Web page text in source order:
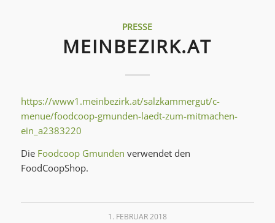
PRESSE
MEINBEZIRK.AT
https://www1.meinbezirk.at/salzkammergut/c-
menue/foodcoop-gmunden-laedt-zum-mitmachen-
ein_a2383220
Die Foodcoop Gmunden verwendet den
FoodCoopShop.
1. FEBRUAR 2018